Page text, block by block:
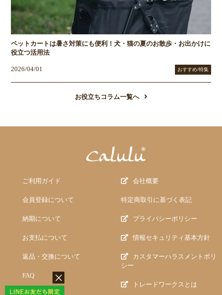
ペットカートは暑さ対策にも便利！犬・猫の夏のお散歩・お出かけに
役立つ活用法
2026/04/01 おすすめ/特集
お役立ちコラム一覧へ
ご利用ガイド
会員登録について
納期について
お支払について
返品・交換について
FAQ
会社概要
特定商取引に基づく表記
プライバシーポリシー
情報セキュリティ基本方針
カスタマーハラスメントポリ
シー
トレードワークスとは